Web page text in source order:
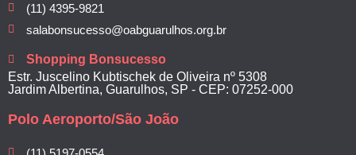
(11) 4395-9821
salabonsucesso@oabguarulhos.org.br
Shopping Bonsucesso
Estr. Juscelino Kubtischek de Oliveira nº 5308
Jardim Albertina, Guarulhos, SP - CEP: 07252-000
Polo Aeroporto/São João